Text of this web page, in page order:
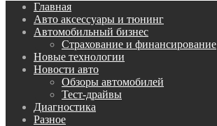
Главная
Авто аксессуары и тюнинг
Автомобильный бизнес
Страхование и финансирование
Новые технологии
Новости авто
Обзоры автомобилей
Тест-драйвы
Диагностика
Разное